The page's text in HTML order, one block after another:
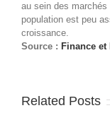
au sein des marchés
population est peu
croissance.
Source : Finance
Related Posts